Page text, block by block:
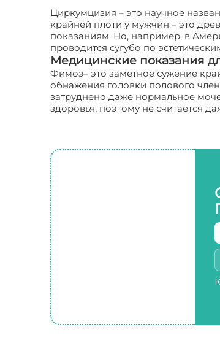
Циркумцизия – это научное
крайней плоти у мужчин – это
показаниям. Но, например, в
проводится сугубо по
Медицинские показания
Фимоз– это заметное сужение
обнажения головки полового
затруднено даже нормальное
здоровья, поэтому не считается